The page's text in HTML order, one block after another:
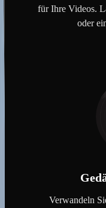
für Ihre Videos.
oder
Verwandeln